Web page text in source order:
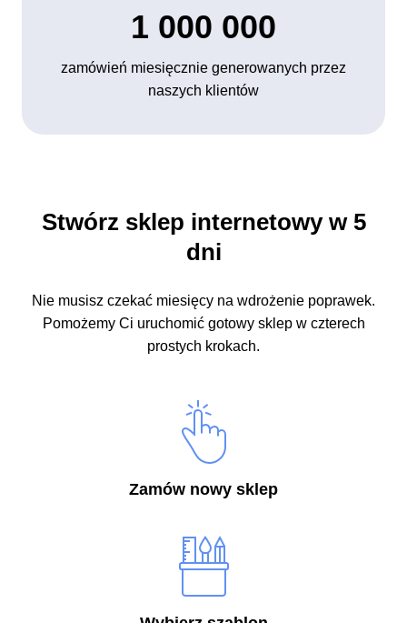
1 000 000
zamówień miesięcznie generowanych przez
naszych klientów
Stwórz sklep internetowy w 5
dni
Nie musisz czekać miesięcy na wdrożenie poprawek.
Pomożemy Ci uruchomić gotowy sklep w czterech
prostych krokach.
Zamów nowy sklep